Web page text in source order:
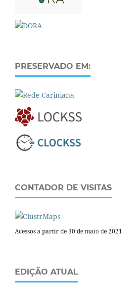
PRESERVADO EM:
CONTADOR DE VISITAS
Acessos a partir de 30 de maio de 2021
EDIÇÃO ATUAL